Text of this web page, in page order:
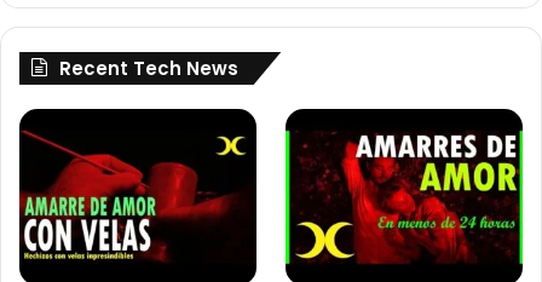
Recent Tech News